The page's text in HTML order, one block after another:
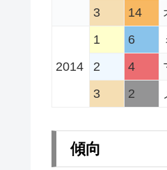
3
14
2014
1 6
2
4
3
2
傾向